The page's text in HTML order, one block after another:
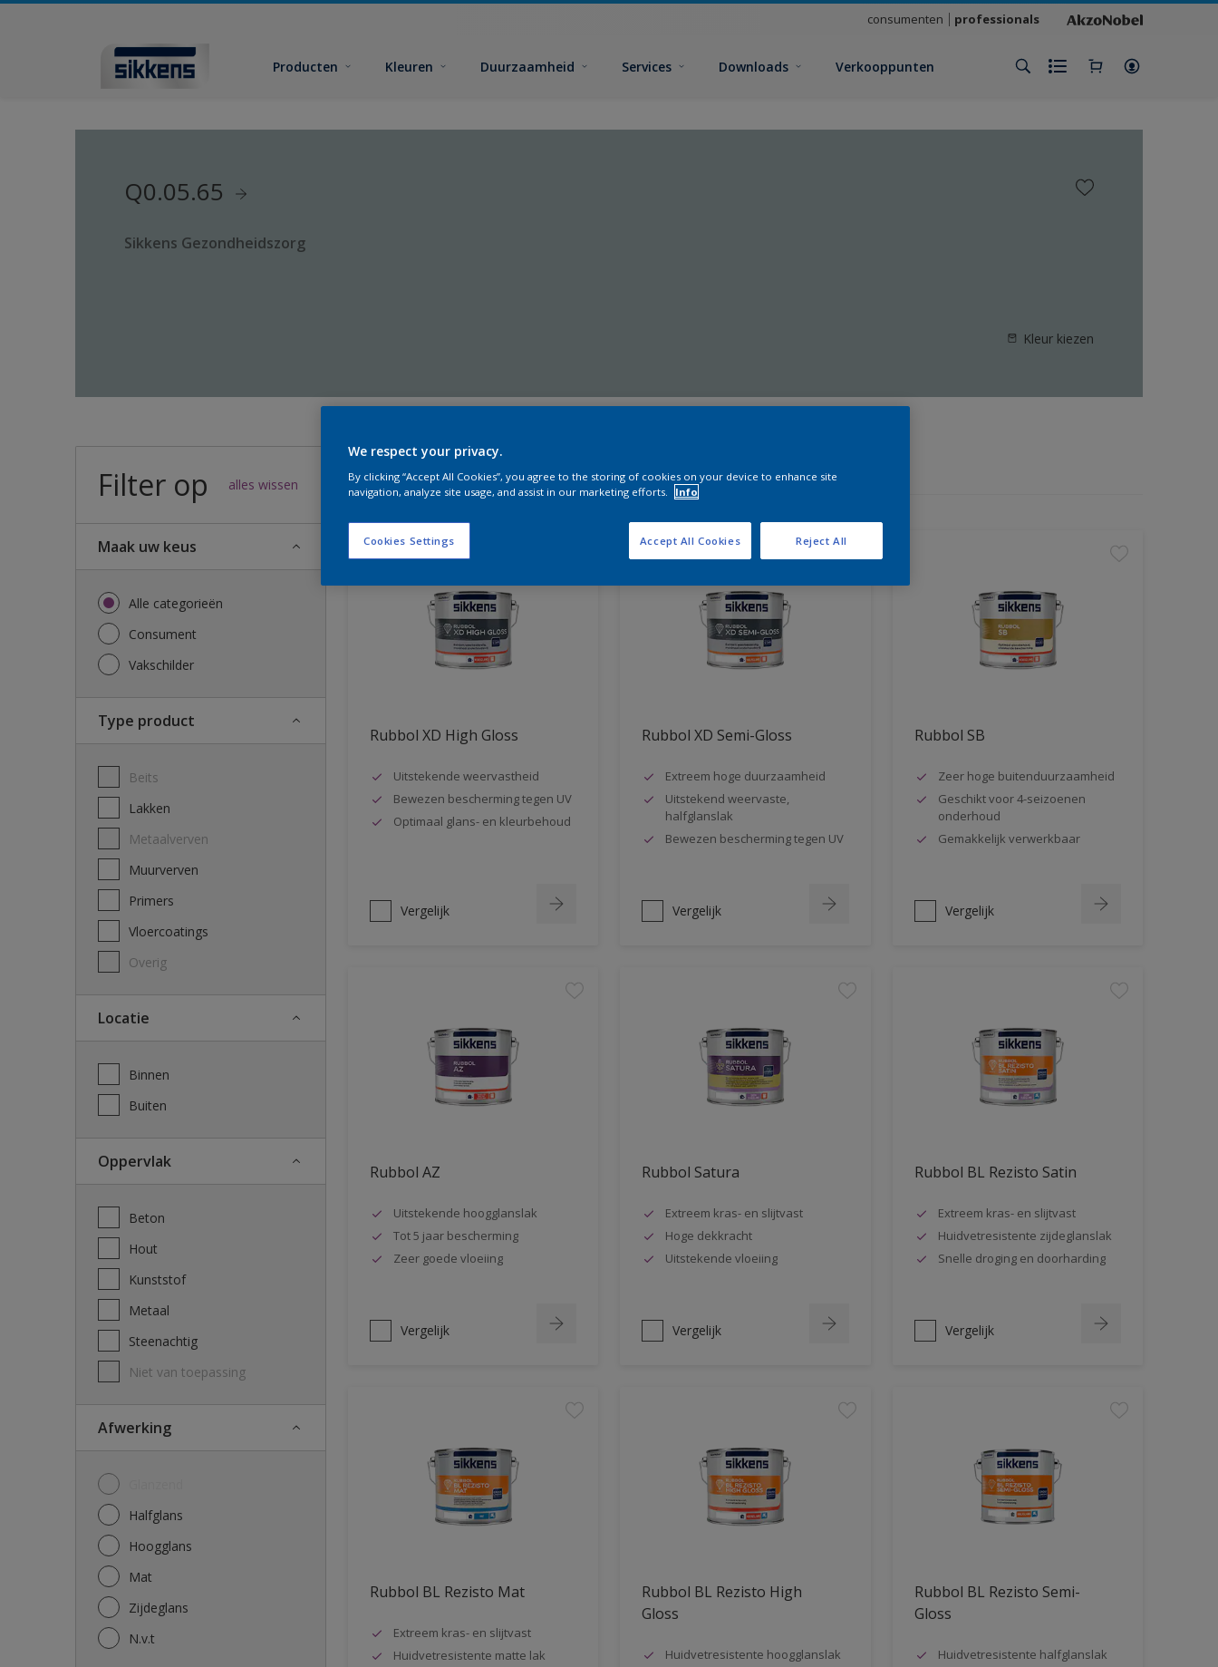
consumenten professionals
Producten Kleuren Duurzaamheid Services Downloads Verkooppunten
Q0.05.65
Sikkens Gezondheidszorg
Kleur kiezen
Filter op alles wissen
Maak uw keus
Alle categorieën
Consument
Vakschilder
Type product
Beits
Lakken
Metaalverven
Muurverven
Primers
Vloercoatings
Overig
Locatie
Binnen
Buiten
Oppervlak
Beton
Hout
Kunststof
Metaal
Steenachtig
Niet van toepassing
Afwerking
Halfglans
Hoogglans
Mat
Zijdeglans
N.v.t
33resultaten voor jou
Rubbol XD High Gloss
Uitstekende weervastheid
Bewezen bescherming tegen UV
Optimaal glans- en kleurbehoud
Vergelijk
Rubbol XD Semi-Gloss
Extreem hoge duurzaamheid
Uitstekend weervaste,
halfglanslak
Bewezen bescherming tegen UV
Vergelijk
Rubbol SB
Zeer hoge buitenduurzaamheid
Geschikt voor 4-seizoenen
onderhoud
Gemakkelijk verwerkbaar
Vergelijk
Rubbol AZ
Uitstekende hoogglanslak
Tot 5 jaar bescherming
Zeer goede vloeiing
Vergelijk
Rubbol Satura
Extreem kras- en slijtvast
Hoge dekkracht
Uitstekende vloeiing
Vergelijk
Rubbol BL Rezisto Satin
Extreem kras- en slijtvast
Huidvetresistente zijdeglanslak
Snelle droging en doorharding
Vergelijk
Rubbol BL Rezisto Mat
Extreem kras- en slijtvast
Huidvetresistente matte lak
Rubbol BL Rezisto High
Gloss
Huidvetresistente hoogglanslak
Rubbol BL Rezisto Semi-
Gloss
Huidvetresistente halfglanslak
We respect your privacy.
By clicking “Accept All Cookies”, you agree to the storing of cookies on your device to enhance site
navigation, analyze site usage, and assist in our marketing efforts.
Info
Cookies Settings Reject All
Accept All Cookies